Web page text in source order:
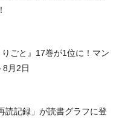
ごと』17巻が1位に！マン
8月2日
読記録」が読書グラフに登